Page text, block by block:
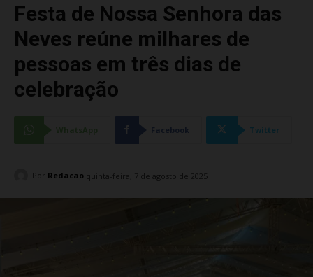
Festa de Nossa Senhora das
Neves reúne milhares de
pessoas em três dias de
celebração
Facebook Twitter
Por Redacao quinta-feira, 7 de agosto de 2025